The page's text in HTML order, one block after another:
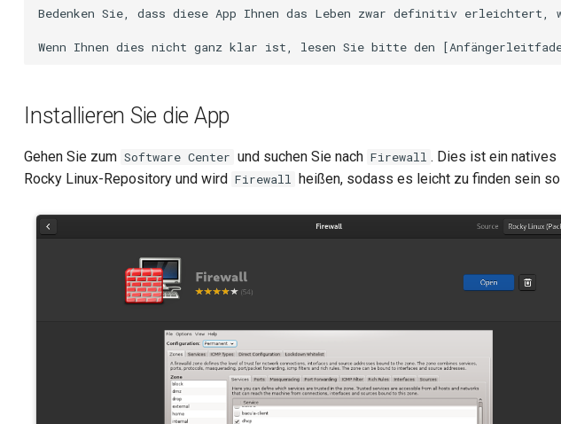
Bedenken Sie, dass diese App Ihnen das Leben zwar definitiv erleichtert,
Installieren Sie die App
Gehen Sie zum Software Center und suchen Sie nach Firewall . Dies ist ein natives
Rocky Linux-Repository und wird Firewall heißen, sodass es leicht zu finden sein